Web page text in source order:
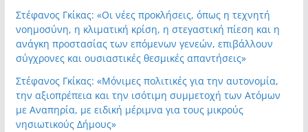
Στέφανος Γκίκας: «Οι νέες προκλήσεις, όπως η τεχνητή
νοημοσύνη, η κλιματική κρίση, η στεγαστική πίεση και η
ανάγκη προστασίας των επόμενων γενεών, επιβάλλουν
σύγχρονες και ουσιαστικές θεσμικές απαντήσεις»
Στέφανος Γκίκας: «Μόνιμες πολιτικές για την αυτονομία,
την αξιοπρέπεια και την ισότιμη συμμετοχή των Ατόμων
με Αναπηρία, με ειδική μέριμνα για τους μικρούς
νησιωτικούς Δήμους»